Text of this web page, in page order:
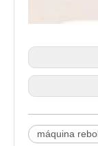
máquina